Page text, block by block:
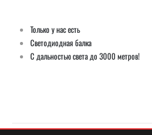
Только у нас есть
Светодиодная балка
С дальностью света до 3000 метров!